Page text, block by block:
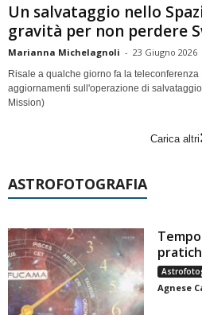
Un salvataggio nello
gravità per non perdere
Marianna Michelagnoli - 23 Giugno 2026
Risale a qualche giorno fa la teleconferenza
aggiornamenti sull'operazione di
Mission)
Carica altri
ASTROFOTOGRAFIA
Agnese